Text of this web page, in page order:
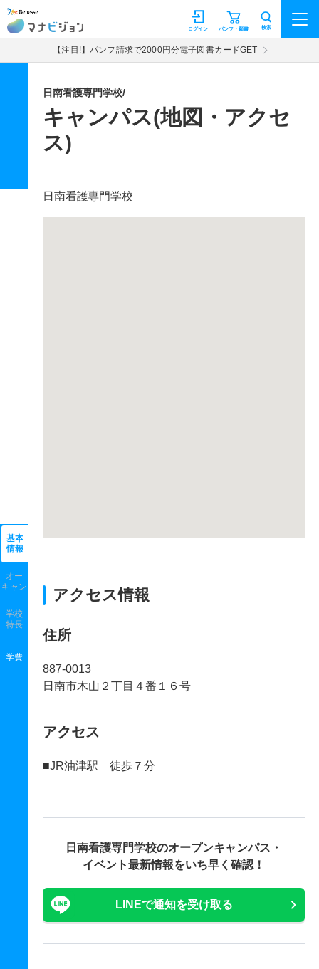
マナビジョン パンフ・願書
ログイン 検索
【注目!】パンフ請求で2000円分電子図書カードGET
日南看護専門学校/
キャンパス(地図・アクセ
ス)
基本
情報
オー
キャン
学校
特長
学費
日南看護専門学校
アクセス情報
住所
887-0013
日南市木山２丁目４番１６号
アクセス
■JR油津駅 徒歩７分
日南看護専門学校のオープンキャンパス・
イベント最新情報をいち早く確認！
LINEで通知を受け取る